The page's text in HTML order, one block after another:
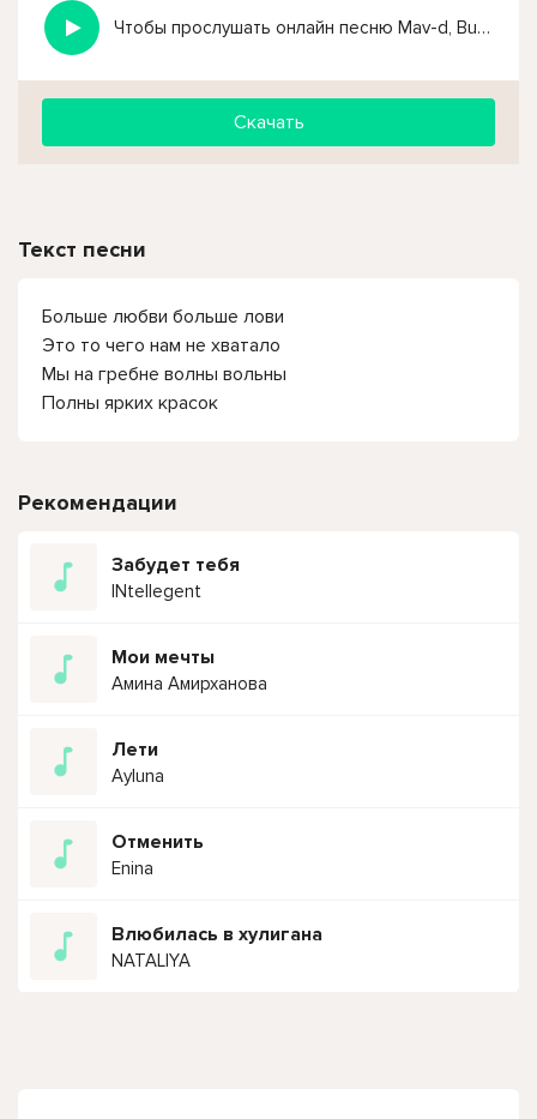
Чтобы прослушать онлайн песню Mav-d, Bufo - Impasto нажмите на кнопку плей с светом зелений
Скачать
Текст песни
Больше любви больше лови
Это то чего нам не хватало
Мы на гребне волны вольны
Полны ярких красок
Рекомендации
Забудет тебя
INtellegent
Мои мечты
Амина Амирханова
Лети
Ayluna
Отменить
Enina
Влюбилась в хулигана
NATALIYA